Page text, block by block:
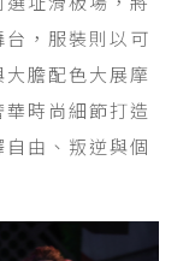
，服裝則以可
膽配色大展摩
時尚細節打造
由、叛逆與個